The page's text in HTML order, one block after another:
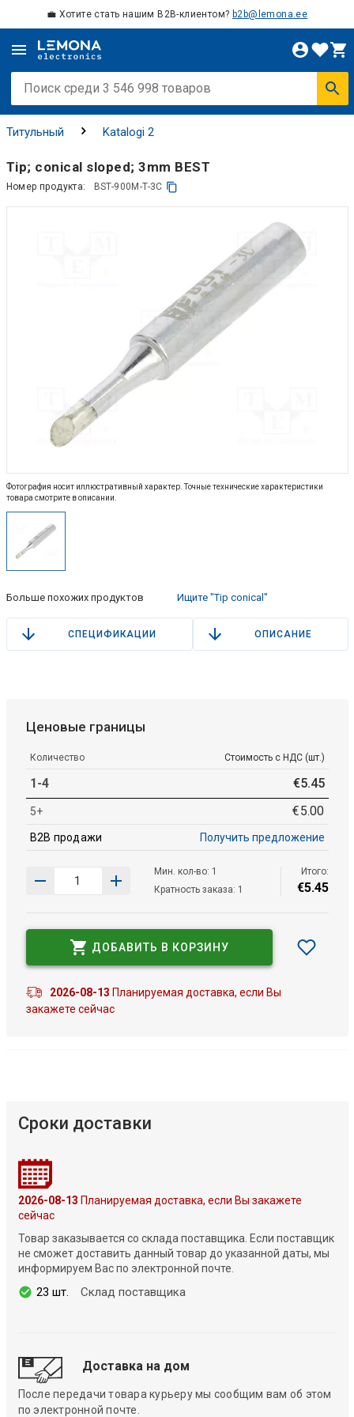
💼 Хотите стать нашим B2B-клиентом? b2b@lemona.ee
Титульный Katalogi 2
Tip; conical sloped; 3mm BEST
Номер продукта: BST-900M-T-3C
Фотография носит иллюстративный характер. Точные технические характеристики
товара смотрите в описании.
Больше похожих продуктов Ищите "Tip conical"
СПЕЦИФИКАЦИИ ОПИСАНИЕ
Ценовые границы
Количество Стоимость с НДС (шт.)
1-4 €5.45
5+ €5.00
B2B продажи Получить предложение
Мин. кол-во: 1
Кратность заказа: 1
Итого:
€5.45
ДОБАВИТЬ В КОРЗИНУ
2026-08-13 Планируемая доставка, если Вы
закажете сейчас
Сроки доставки
2026-08-13 Планируемая доставка, если Вы закажете
сейчас
Товар заказывается со склада поставщика. Если поставщик
не сможет доставить данный товар до указанной даты, мы
информируем Вас по электронной почте.
23 шт. Склад поставщика
Доставка на дом
После передачи товара курьеру мы сообщим вам об этом
по электронной почте.